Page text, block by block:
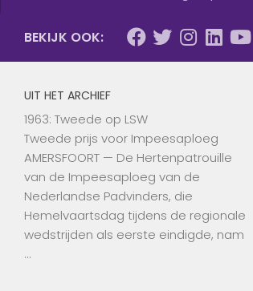
BEKIJK OOK:
UIT HET ARCHIEF
1963: Tweede op LSW
Tweede prijs voor Impeesaploeg
AMERSFOORT — De Hertenpatrouille
van de Impeesaploeg van de
Nederlandse Padvinders, die
Hemelvaartsdag tijdens de regionale
wedstrijden als eerste eindigde, nam
…